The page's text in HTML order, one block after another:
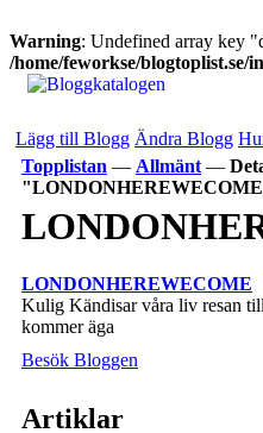
Warning: Undefined array key
/home/feworkse/blogtoplist.se/
Lägg till Blogg Ändra Blogg
Topplistan — Allmänt —
LONDONHEREWECOME
Kulig Kändisar våra liv resan
kommer äga
Besök Bloggen
Artiklar